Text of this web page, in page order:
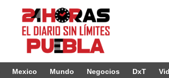
Mexico Mundo Negocios DxT